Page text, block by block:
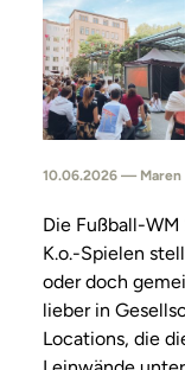
10.06.2026 — Maren
Die Fußball-
K.o.-Spielen
oder doch
lieber in
Locations, die